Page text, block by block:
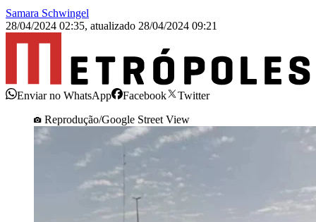
Samara Schwingel
28/04/2024 02:35, atualizado 28/04/2024 09:21
Enviar no WhatsApp Facebook
Twitter
Reprodução/Google Street View